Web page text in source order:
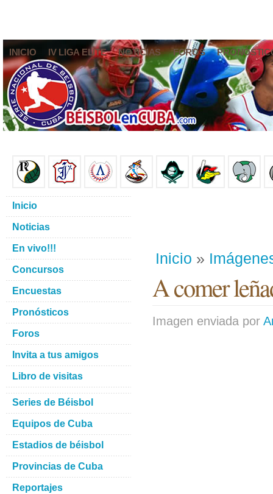
INICIO IV LIGA ELITE NOTICIAS FOROS
Inicio »
A comer
Imagen enviada por
Inicio
Noticias
En vivo!!!
Concursos
Encuestas
Pronósticos
Foros
Invita a tus amigos
Libro de visitas
Series de Béisbol
Equipos de Cuba
Estadios de béisbol
Provincias de Cuba
Reportajes